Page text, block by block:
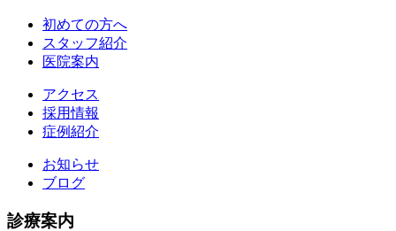
初めての方へ
スタッフ紹介
医院案内
アクセス
採用情報
症例紹介
お知らせ
ブログ
診療案内